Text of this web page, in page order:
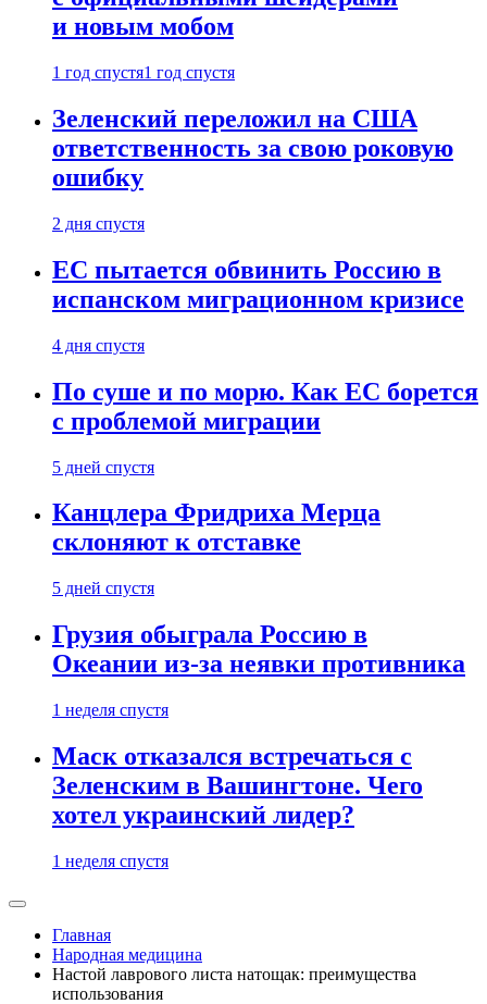
и новым мобом
1 год спустя1 год спустя
Зеленский переложил на США
ответственность за свою роковую
ошибку
2 дня спустя
ЕС пытается обвинить Россию в
испанском миграционном кризисе
4 дня спустя
По суше и по морю. Как ЕС борется
с проблемой миграции
5 дней спустя
Канцлера Фридриха Мерца
склоняют к отставке
5 дней спустя
Грузия обыграла Россию в
Океании из-за неявки противника
1 неделя спустя
Маск отказался встречаться с
Зеленским в Вашингтоне. Чего
хотел украинский лидер?
1 неделя спустя
Главная
Народная медицина
Настой лаврового листа натощак: преимущества
использования